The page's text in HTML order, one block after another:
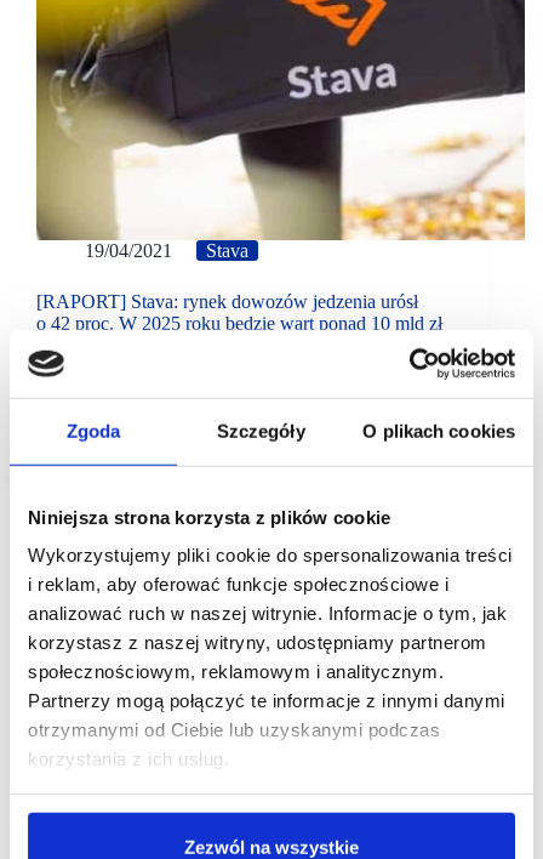
Zgoda Szczegóły O plikach cookies
Niniejsza strona korzysta z plików cookie
Wykorzystujemy pliki cookie do spersonalizowania treści
i reklam, aby oferować funkcje społecznościowe i
analizować ruch w naszej witrynie. Informacje o tym, jak
korzystasz z naszej witryny, udostępniamy partnerom
społecznościowym, reklamowym i analitycznym.
Partnerzy mogą połączyć te informacje z innymi danymi
otrzymanymi od Ciebie lub uzyskanymi podczas
korzystania z ich usług.
Zezwól na wszystkie
19/04/2021 Stava
[RAPORT] Stava: rynek dowozów jedzenia urósł
o 42 proc. W 2025 roku będzie wart ponad 10 mld zł
Jak wynika z najnowszej edycji raportu Stava, cały
proc. Ograniczenia…